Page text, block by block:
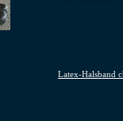
Latex-Halsband